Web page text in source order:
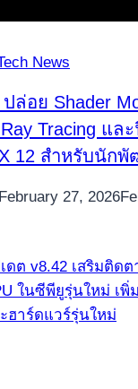
News
ล่อย Shader
Tracing แล
12 สำหรับนัก
February 27, 2026